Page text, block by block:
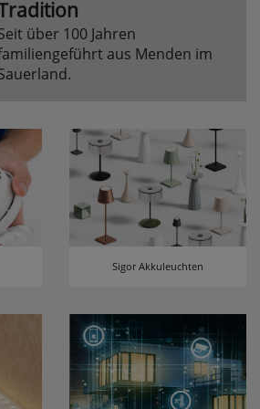
über 100 Jahren
aus Menden im
Sigor Akkuleuchten
aa_welcome_cookie
Ihre Emailadresse, damit
des Shops nicht erneut
Cookie
aa_design_cookie
des Suchbegriffes
den einegebenen
Sie diesen beim Verfeinern
müssen.